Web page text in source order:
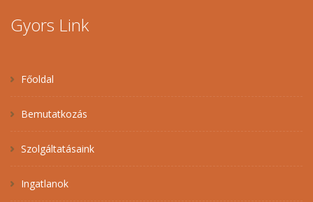
Gyors Link
Főoldal
Bemutatkozás
Szolgáltatásaink
Ingatlanok